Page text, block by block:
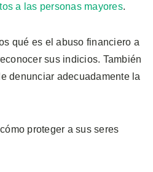
a las personas mayores.
qué es el abuso financiero a
sus indicios. También
denunciar adecuadamente la
proteger a sus seres